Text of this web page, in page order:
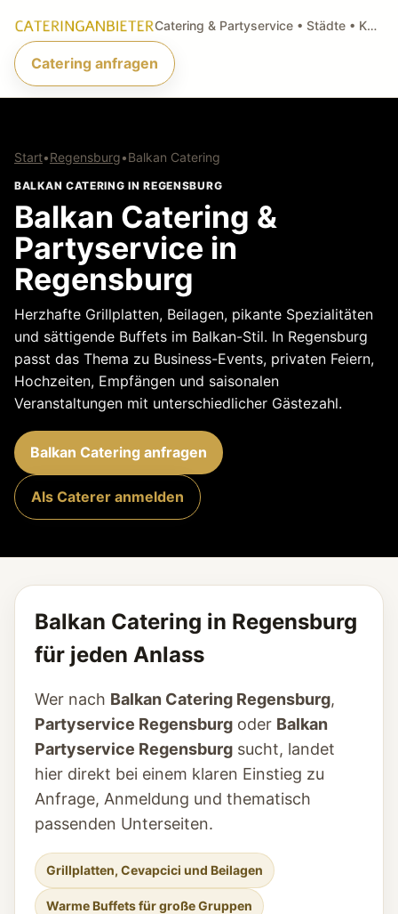
Catering & Partyservice • Städte • Küchenarten • Anfragen
Catering anfragen
Start•Regensburg•Balkan Catering
BALKAN CATERING IN REGENSBURG
Balkan Catering &
Partyservice in
Regensburg
Herzhafte Grillplatten, Beilagen, pikante Spezialitäten
und sättigende Buffets im Balkan-Stil. In Regensburg
passt das Thema zu Business-Events, privaten Feiern,
Hochzeiten, Empfängen und saisonalen
Veranstaltungen mit unterschiedlicher Gästezahl.
Balkan Catering anfragen
Als Caterer anmelden
Balkan Catering in Regensburg
für jeden Anlass
Wer nach Balkan Catering Regensburg,
Partyservice Regensburg oder Balkan
Partyservice Regensburg sucht, landet
hier direkt bei einem klaren Einstieg zu
Anfrage, Anmeldung und thematisch
passenden Unterseiten.
Grillplatten, Cevapcici und Beilagen
Warme Buffets für große Gruppen